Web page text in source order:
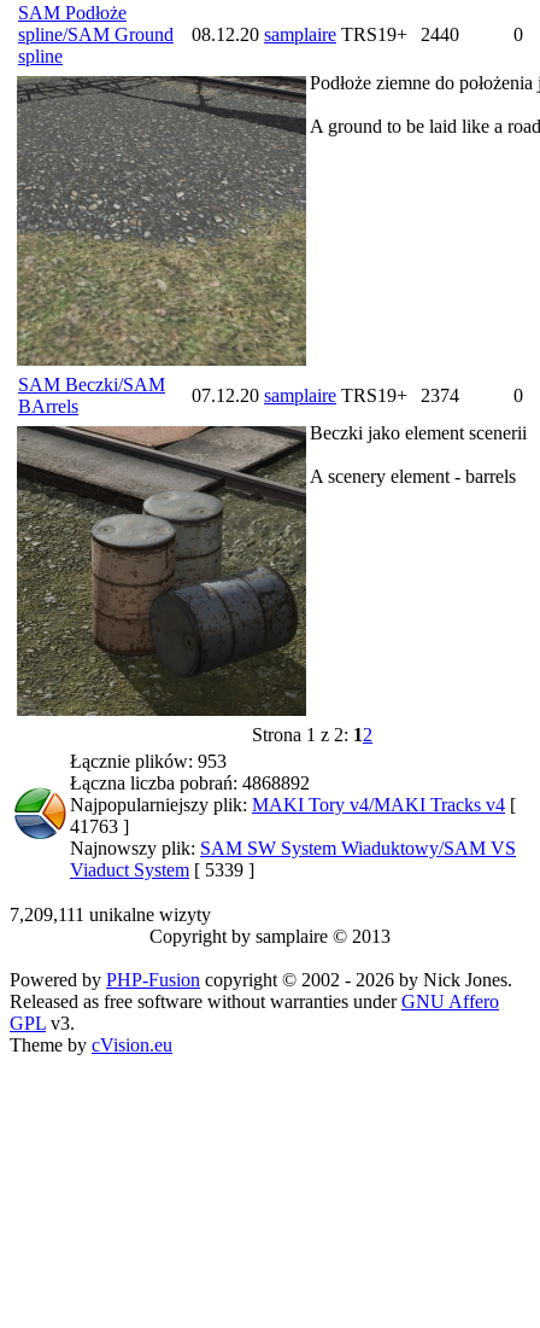
SAM Podłoże
spline/SAM Ground
spline
08.12.20 samplaire TRS19+ 2440 0
Podłoże ziemne do
A ground to be laid like a road
SAM Beczki/SAM
BArrels
07.12.20 samplaire TRS19+ 2374
0
Beczki jako element scenerii
A scenery element - barrels
Strona 1 z 2: 12
Łącznie plików: 953
Łączna liczba pobrań: 4868892
Najpopularniejszy plik: MAKI Tory v4/MAKI Tracks v4 [
41763 ]
Najnowszy plik: SAM SW System Wiaduktowy/SAM VS
Viaduct System [ 5339 ]
7,209,111 unikalne wizyty
Copyright by samplaire © 2013
Powered by PHP-Fusion copyright © 2002 - 2026 by Nick Jones.
Released as free software without warranties underGNU Affero
GPL v3.
Theme by cVision.eu